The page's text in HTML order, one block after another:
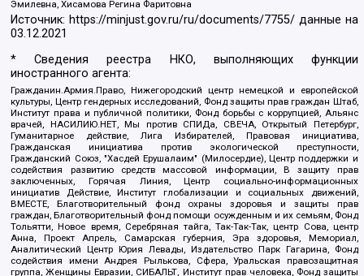
Эмилевна, Хисамова Регина Фаритовна
Источник: https://minjust.gov.ru/ru/documents/7755/ данные на
03.12.2021
* Сведения реестра НКО, выполняющих функции
иностранного агента:
Гражданин.Армия.Право, Нижегородский центр немецкой и европейской
культуры, Центр гендерных исследований, Фонд защиты прав граждан Штаб,
Институт права и публичной политики, Фонд борьбы с коррупцией, Альянс
врачей, НАСИЛИЮ.НЕТ, Мы против СПИДа, СВЕЧА, Открытый Петербург,
Гуманитарное действие, Лига Избирателей, Правовая инициатива,
Гражданская инициатива против экологической преступности,
Гражданский Союз, "Хасдей Ерушалаим" (Милосердие), Центр поддержки и
содействия развитию средств массовой информации, В защиту прав
заключенных, Горячая Линия, Центр социально-информационных
инициатив Действие, Институт глобализации и социальных движений,
ВМЕСТЕ, Благотворительный фонд охраны здоровья и защиты прав
граждан, Благотворительный фонд помощи осужденным и их семьям, Фонд
Тольятти, Новое время, Серебряная тайга, Так-Так-Так, центр Сова, центр
Анна, Проект Апрель, Самарская губерния, Эра здоровья, Мемориал,
Аналитический Центр Юрия Левады, Издательство Парк Гагарина, Фонд
содействия имени Андрея Рылькова, Сфера, Уральская правозащитная
группа, Женщины Евразии, СИБАЛЬТ, Институт прав человека, Фонд защиты